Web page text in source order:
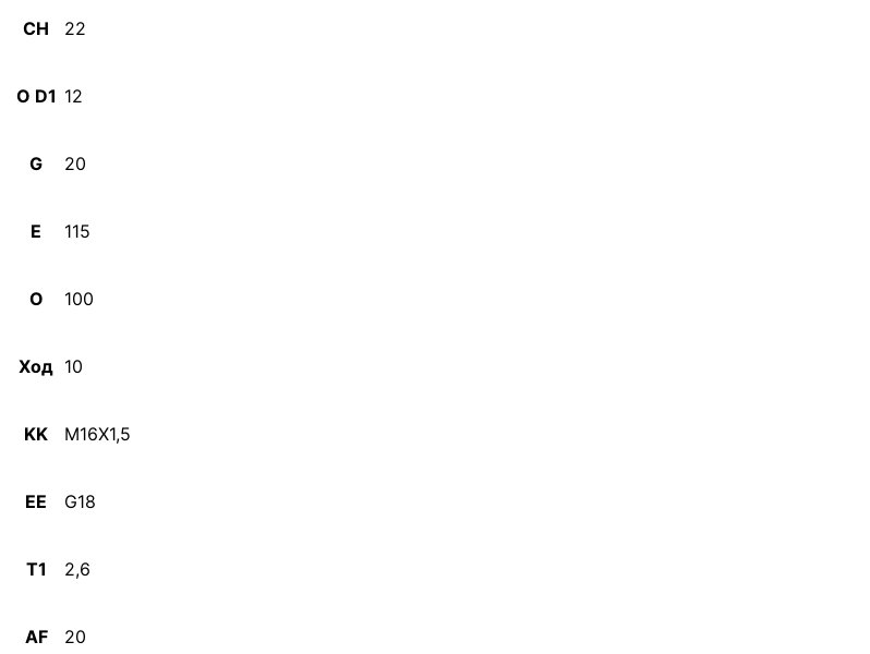
CH 22
O D1 12
G 20
E 115
O 100
Ход 10
KK M16X1,5
EE G18
T1 2,6
AF 20